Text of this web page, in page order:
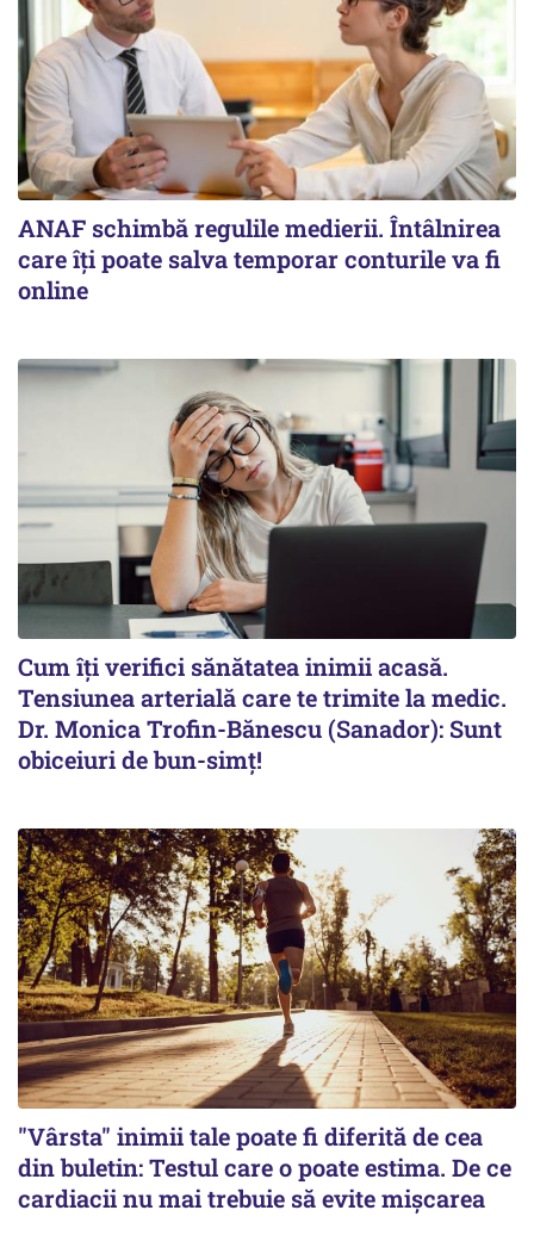
ANAF schimbă regulile medierii. Întâlnirea
care îți poate salva temporar conturile va fi
online
Cum îți verifici sănătatea inimii acasă.
Tensiunea arterială care te trimite la medic.
Dr. Monica Trofin-Bănescu (Sanador): Sunt
obiceiuri de bun-simț!
"Vârsta" inimii tale poate fi diferită de cea
din buletin: Testul care o poate estima. De ce
cardiacii nu mai trebuie să evite mișcarea